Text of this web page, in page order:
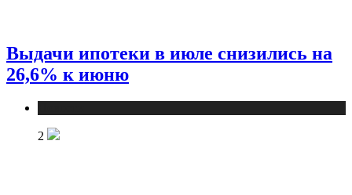
Выдачи ипотеки в июле снизились на
26,6% к июню
2